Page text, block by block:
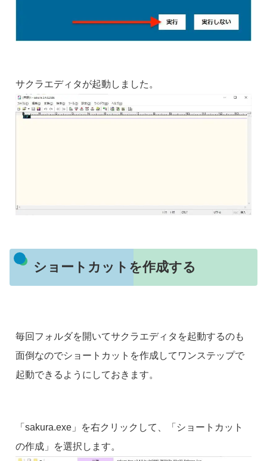
サクラエディタが起動しました。
ショートカットを作成する
毎回フォルダを開いてサクラエディタを起動するのも
面倒なのでショートカットを作成してワンステップで
起動できるようにしておきます。
「sakura.exe」を右クリックして、「ショートカット
の作成」を選択します。